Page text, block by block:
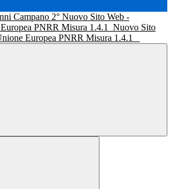
Nuovo Sito Web -
PNRR Misura 1.4.1
Nuovo Sito
Europea PNRR Misura 1.4.1